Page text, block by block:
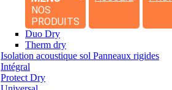
NOS
PRODUITS
Duo Dry
Therm dry
Isolation acoustique sol Panneaux rigides
Intégral
Protect Dry